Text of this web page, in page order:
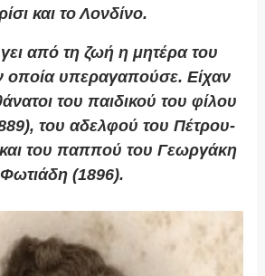
και το Λονδίνο.
από τη ζωή η μητέρα του
οποία υπεραγαπούσε. Είχαν
του παιδικού του φίλου
του αδελφού του Πέτρου-
του παππού του Γεωργάκη
Φωτιάδη (1896).